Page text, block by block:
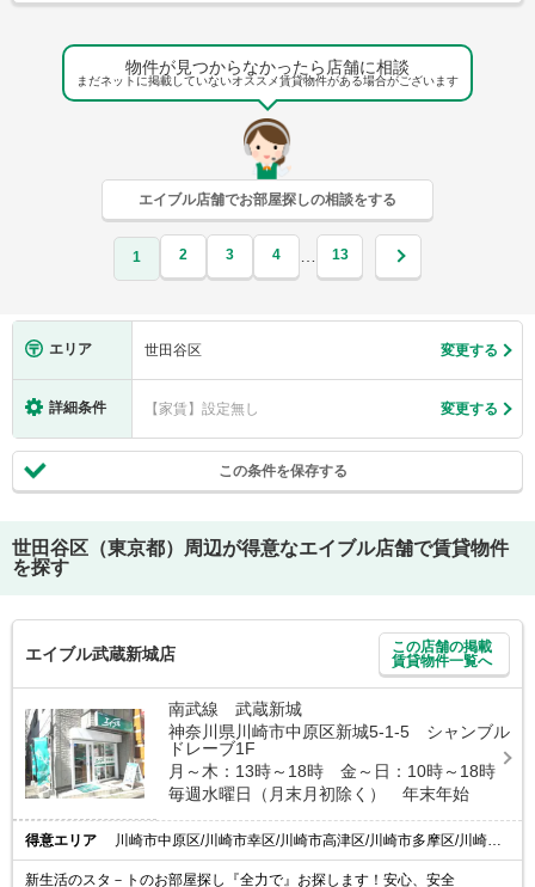
物件が見つからなかったら店舗に相談
まだネットに掲載していないオススメ賃貸物件がある場合がございます
エイブル店舗でお部屋探しの相談をする
1 2 3 4 … 13
エリア 世田谷区 変更する
詳細条件 【家賃】設定無し 変更する
この条件を保存する
世田谷区（東京都）
周辺が得意なエイブル店舗で賃貸物件
を探す
エイブル武蔵新城店
この店舗の掲載
賃貸物件一覧へ
南武線 武蔵新城
神奈川県川崎市中原区新城5-1-5 シャンブル
ドレーブ1F
月～木：13時～18時 金～日：10時～18時
毎週水曜日（月末月初除く） 年末年始
得意エリア 川崎市中原区/川崎市幸区/川崎市高津区/川崎市多摩区/川崎市宮前区
新生活のスタ－トのお部屋探し『全力で』お探します！安心、安全